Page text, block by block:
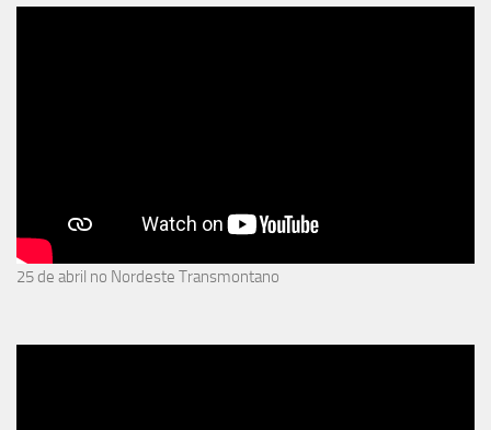
25 de abril no Nordeste Transmontano